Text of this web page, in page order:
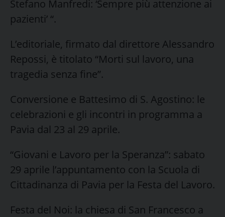
Stefano Manfredi: ‘Sempre più attenzione ai
pazienti’ “.
L’editoriale, firmato dal direttore Alessandro
Repossi, è titolato “Morti sul lavoro, una
tragedia senza fine”.
Conversione e Battesimo di S. Agostino: le
celebrazioni e gli incontri in programma a
Pavia dal 23 al 29 aprile.
“Giovani e Lavoro per la Speranza”: sabato
29 aprile l’appuntamento con la Scuola di
Cittadinanza di Pavia per la Festa del Lavoro.
Festa del Noi: la chiesa di San Francesco a